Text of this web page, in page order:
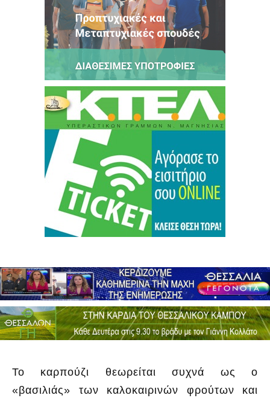
Το καρπούζι θεωρείται συχνά ως ο
«βασιλιάς» των καλοκαιρινών φρούτων και